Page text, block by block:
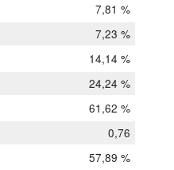
7,81 %
7,23 %
14,14 %
24,24 %
61,62 %
0,76
57,89 %